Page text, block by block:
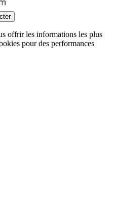
offrir les informations les plus
pour des performances